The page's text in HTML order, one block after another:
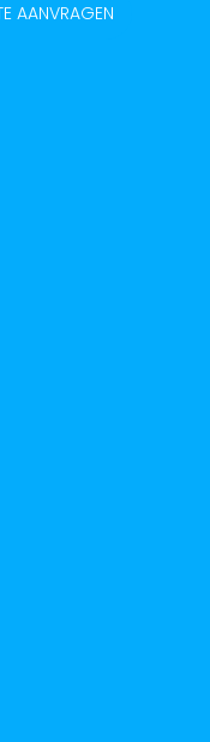
AANVRAGEN